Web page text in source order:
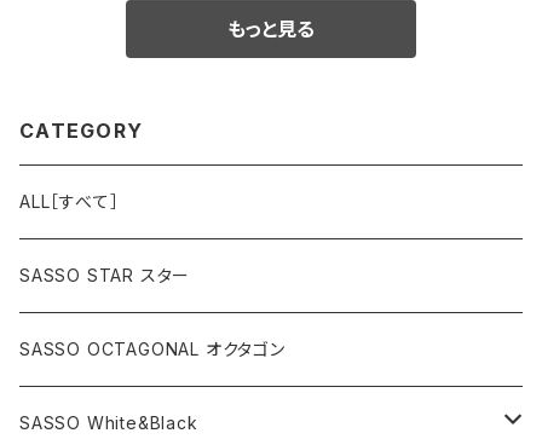
もっと見る
CATEGORY
ALL［すべて］
SASSO STAR スター
SASSO OCTAGONAL オクタゴン
SASSO White&Black